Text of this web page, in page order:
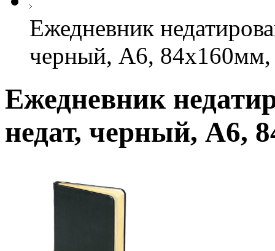
Ежедневник
черный, А6,
Ежедневник
недат, черный, А6,